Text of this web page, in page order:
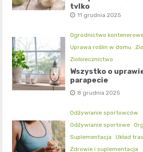
tylko
11 grudnia 2025
Ogrodnictwo
Uprawa roślin w domu
Ziołolecznictwo
Wszystko o
parapecie
8 grudnia 2025
Odżywianie sportowców
Odżywianie sportowe
Suplementacja
Układ
Zdrowie i suplementacja